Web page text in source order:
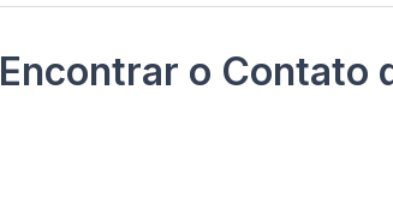
o Contato